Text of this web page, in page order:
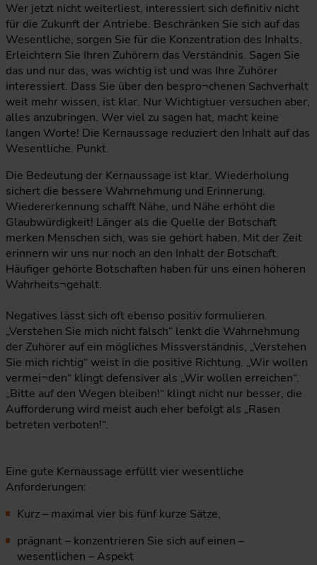
Wer jetzt nicht weiterliest, interessiert sich definitiv nicht
für die Zukunft der Antriebe. Beschränken Sie sich auf das
Wesentliche, sorgen Sie für die Konzentration des Inhalts.
Erleichtern Sie Ihren Zuhörern das Verständnis. Sagen Sie
das und nur das, was wichtig ist und was Ihre Zuhörer
interessiert. Dass Sie über den bespro¬chenen Sachverhalt
weit mehr wissen, ist klar. Nur Wichtigtuer versuchen aber,
alles anzubringen. Wer viel zu sagen hat, macht keine
langen Worte! Die Kernaussage reduziert den Inhalt auf das
Wesentliche. Punkt.
Die Bedeutung der Kernaussage ist klar. Wiederholung
sichert die bessere Wahrnehmung und Erinnerung.
Wiedererkennung schafft Nähe, und Nähe erhöht die
Glaubwürdigkeit! Länger als die Quelle der Botschaft
merken Menschen sich, was sie gehört haben. Mit der Zeit
erinnern wir uns nur noch an den Inhalt der Botschaft.
Häufiger gehörte Botschaften haben für uns einen höheren
Wahrheits¬gehalt.
Negatives lässt sich oft ebenso positiv formulieren.
„Verstehen Sie mich nicht falsch“ lenkt die Wahrnehmung
der Zuhörer auf ein mögliches Missverständnis, „Verstehen
Sie mich richtig“ weist in die positive Richtung. „Wir wollen
vermei¬den“ klingt defensiver als „Wir wollen erreichen“.
„Bitte auf den Wegen bleiben!“ klingt nicht nur besser, die
Aufforderung wird meist auch eher befolgt als „Rasen
betreten verboten!“.
Eine gute Kernaussage erfüllt vier wesentliche
Anforderungen:
Kurz – maximal vier bis fünf kurze Sätze,
prägnant – konzentrieren Sie sich auf einen –
wesentlichen – Aspekt